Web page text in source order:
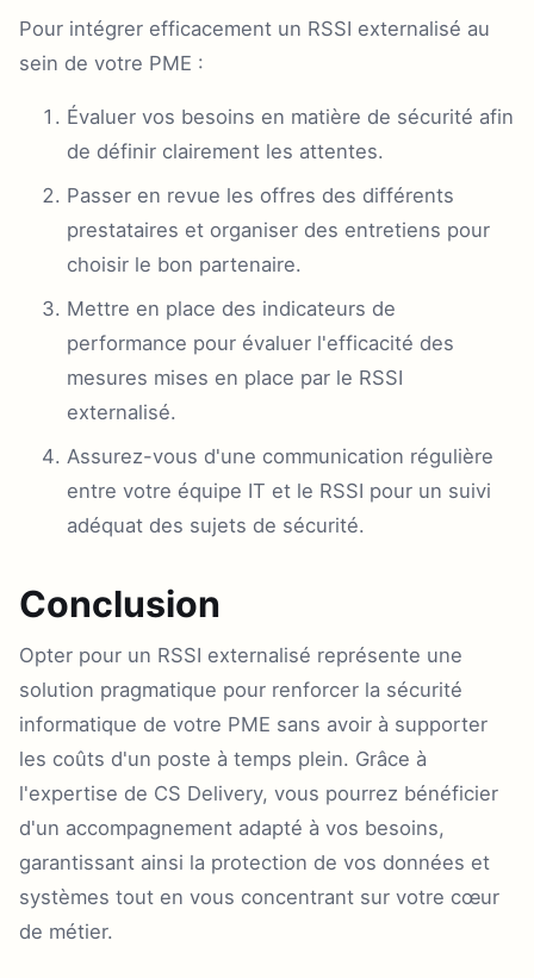
Pour intégrer efficacement un RSSI externalisé au
sein de votre PME :
Évaluer vos besoins en matière de sécurité afin
de définir clairement les attentes.
Passer en revue les offres des différents
prestataires et organiser des entretiens pour
choisir le bon partenaire.
Mettre en place des indicateurs de
performance pour évaluer l'efficacité des
mesures mises en place par le RSSI
externalisé.
Assurez-vous d'une communication régulière
entre votre équipe IT et le RSSI pour un suivi
adéquat des sujets de sécurité.
Conclusion
Opter pour un RSSI externalisé représente une
solution pragmatique pour renforcer la sécurité
informatique de votre PME sans avoir à supporter
les coûts d'un poste à temps plein. Grâce à
l'expertise de CS Delivery, vous pourrez bénéficier
d'un accompagnement adapté à vos besoins,
garantissant ainsi la protection de vos données et
systèmes tout en vous concentrant sur votre cœur
de métier.